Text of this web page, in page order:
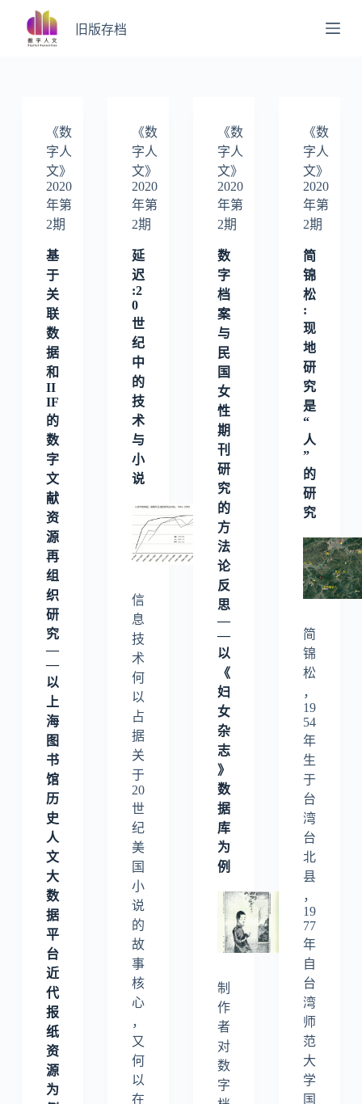
跳
过
旧版存档
《数
字人
文》
2020
年第
2期
基
于
关
联
数
据
和
II
IF
的
数
字
文
献
资
源
再
组
织
研
究
—
—
以
上
海
图
书
馆
历
史
人
文
大
数
据
平
台
近
代
报
纸
资
源
为
《数
字人
文》
2020
年第
2期
延
迟
:2
0
世
纪
中
的
技
术
与
小
说
信
息
技
术
何
以
占
据
关
于
20
世
纪
美
国
小
说
的
故
事
核
心
，
又
何
以
在
《数
字人
文》
2020
年第
2期
数
字
档
案
与
民
国
女
性
期
刊
研
究
的
方
法
论
反
思
—
—
以
《
妇
女
杂
志
》
数
据
库
为
例
制
作
者
对
数
字
《数
字人
文》
2020
年第
2期
简
锦
松
:
现
地
研
究
是
“
人
”
的
研
究
简
锦
松
，
19
54
年
生
于
台
湾
台
北
县
，
19
77
年
自
台
湾
师
范
大
学
国